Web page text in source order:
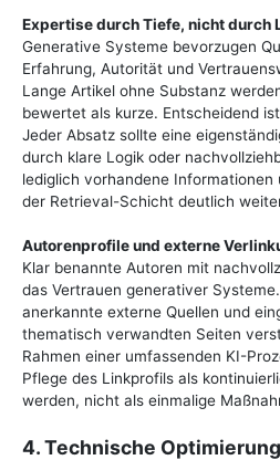
Expertise durch Tiefe, nicht durch
Generative Systeme bevorzugen
Erfahrung, Autorität und
Lange Artikel ohne Substanz
bewertet als kurze. Entscheidend
Jeder Absatz sollte eine
durch klare Logik oder
lediglich vorhandene Informationen
der Retrieval-Schicht deutlich
Autorenprofile und externe
Klar benannte Autoren mit
das Vertrauen generativer
anerkannte externe Quellen und
thematisch verwandten Seiten
Rahmen einer umfassenden KI-
Pflege des Linkprofils als
werden, nicht als einmalige
4. Technische